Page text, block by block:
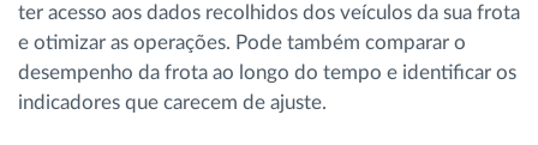
ter acesso aos dados recolhidos dos veículos da sua frota
e otimizar as operações. Pode também comparar o
desempenho da frota ao longo do tempo e identificar os
indicadores que carecem de ajuste.